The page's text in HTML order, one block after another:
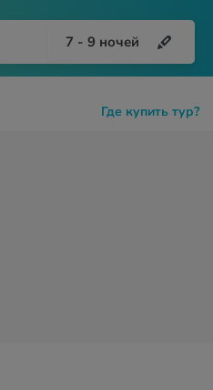
7 - 9 ночей
Где купить тур?